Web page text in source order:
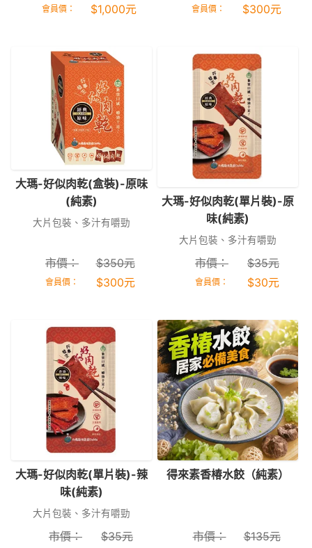
會員價： $1,000元 會員價： $300元
大瑪-好似肉乾(盒裝)-原味
(純素)
大片包裝、多汁有嚼勁
市價： $350元
會員價： $300元
大瑪-好似肉乾(單片裝)-原
味(純素)
大片包裝、多汁有嚼勁
市價： $35元
會員價： $30元
大瑪-好似肉乾(單片裝)-辣
味(純素)
大片包裝、多汁有嚼勁
市價： $35元
得來素香椿水餃（純素）
市價： $135元